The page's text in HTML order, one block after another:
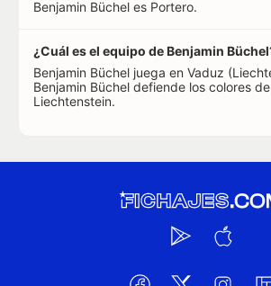
Benjamin Büchel es Portero.
¿Cuál es el equipo de Benjamin
Benjamin Büchel juega en Vaduz
Benjamin Büchel defiende los colores
Liechtenstein.